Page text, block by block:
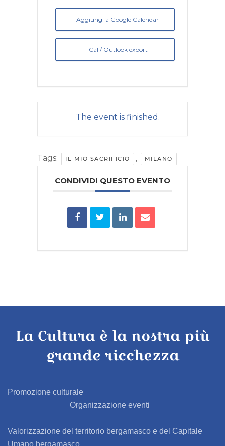
+ Aggiungi a Google Calendar
+ iCal / Outlook export
The event is finished.
Tags: IL MIO SACRIFICIO , MILANO
CONDIVIDI QUESTO EVENTO
La Cultura è la nostra più
grande ricchezza
Promozione culturale
Organizzazione eventi
Valorizzazione del territorio bergamasco e del Capitale
Umano bergamasco